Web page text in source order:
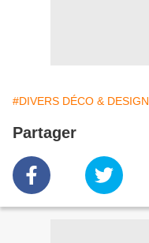
#DIVERS DÉCO & DESIGN
Partager